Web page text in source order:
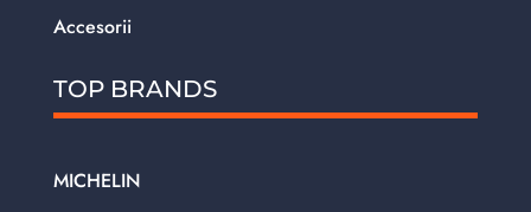
Accesorii
TOP BRANDS
MICHELIN